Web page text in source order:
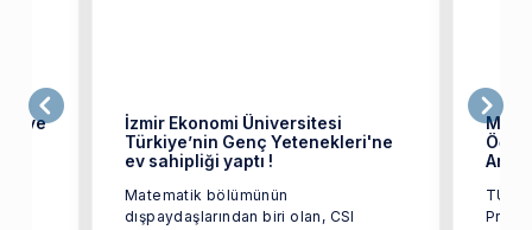
ve
İzmir Ekonomi Üniversitesi
Türkiye’nin Genç Yetenekleri'ne
ev sahipliği yaptı !
Matematik bölümünün
dışpaydaşlarından biri olan, CSI